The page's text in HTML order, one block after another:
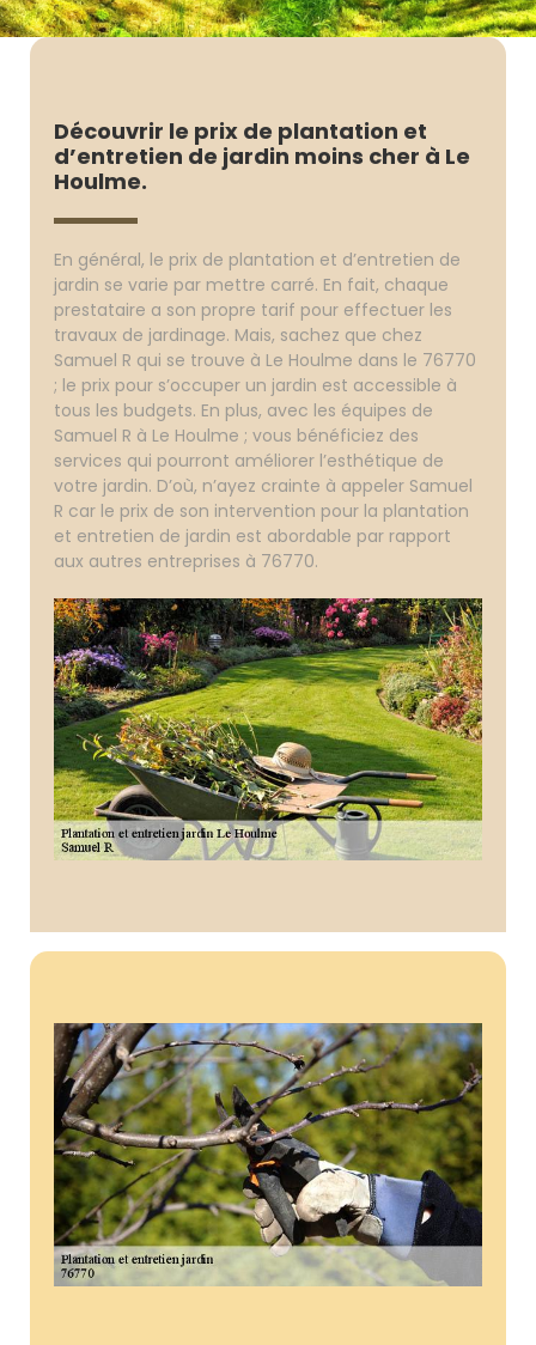
Découvrir le prix de plantation et
d’entretien de jardin moins cher à Le
Houlme.
En général, le prix de plantation et d’entretien de
jardin se varie par mettre carré. En fait, chaque
prestataire a son propre tarif pour effectuer les
travaux de jardinage. Mais, sachez que chez
Samuel R qui se trouve à Le Houlme dans le 76770
; le prix pour s’occuper un jardin est accessible à
tous les budgets. En plus, avec les équipes de
Samuel R à Le Houlme ; vous bénéficiez des
services qui pourront améliorer l’esthétique de
votre jardin. D’où, n’ayez crainte à appeler Samuel
R car le prix de son intervention pour la plantation
et entretien de jardin est abordable par rapport
aux autres entreprises à 76770.